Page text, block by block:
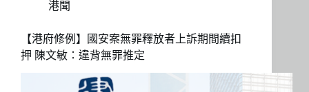
港聞
【港府修例】國安案無罪釋放者上訴期間續扣
押 陳文敏：違背無罪推定